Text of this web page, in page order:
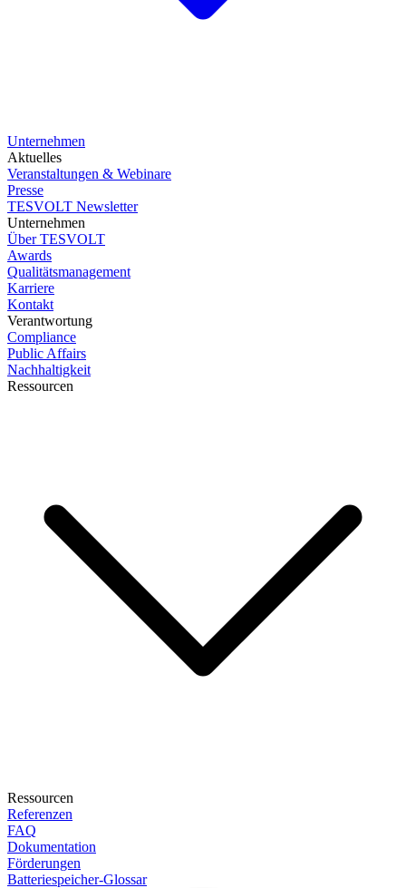
Unternehmen
Aktuelles
Veranstaltungen & Webinare
Presse
TESVOLT Newsletter
Unternehmen
Über TESVOLT
Awards
Qualitätsmanagement
Karriere
Kontakt
Verantwortung
Compliance
Public Affairs
Nachhaltigkeit
Ressourcen
Ressourcen
Referenzen
FAQ
Dokumentation
Förderungen
Batteriespeicher-Glossar